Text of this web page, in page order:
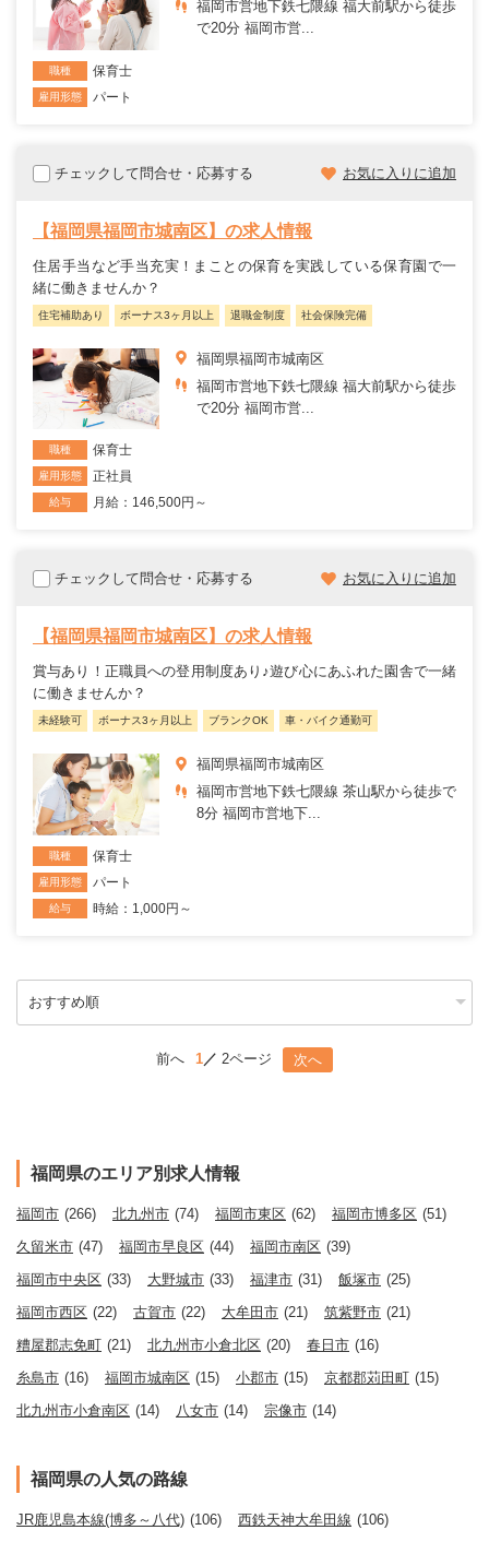
福岡市営地下鉄七隈線 福大前駅から徒歩
で20分 福岡市営...
職種 保育士
雇用形態 パート
チェックして問合せ・応募する お気に入りに追加
【福岡県福岡市城南区】の求人情報
住居手当など手当充実！まことの保育を実践している保育園で一
緒に働きませんか？
住宅補助あり ボーナス3ヶ月以上 退職金制度 社会保険完備
福岡県福岡市城南区
福岡市営地下鉄七隈線 福大前駅から徒歩
で20分 福岡市営...
職種 保育士
雇用形態 正社員
給与 月給：146,500円～
チェックして問合せ・応募する お気に入りに追加
【福岡県福岡市城南区】の求人情報
賞与あり！正職員への登用制度あり♪遊び心にあふれた園舎で一緒
に働きませんか？
未経験可 ボーナス3ヶ月以上 ブランクOK 車・バイク通勤可
福岡県福岡市城南区
福岡市営地下鉄七隈線 茶山駅から徒歩で
8分 福岡市営地下...
職種 保育士
雇用形態 パート
給与 時給：1,000円～
前へ 1 2ページ 次へ
福岡県のエリア別求人情報
福岡市 (266) 北九州市 (74) 福岡市東区 (62) 福岡市博多区 (51)
久留米市 (47) 福岡市早良区 (44) 福岡市南区 (39)
福岡市中央区 (33) 大野城市 (33) 福津市 (31) 飯塚市 (25)
福岡市西区 (22) 古賀市 (22) 大牟田市 (21) 筑紫野市 (21)
糟屋郡志免町 (21) 北九州市小倉北区 (20) 春日市 (16)
糸島市 (16) 福岡市城南区 (15) 小郡市 (15) 京都郡苅田町 (15)
北九州市小倉南区 (14) 八女市 (14) 宗像市 (14)
福岡県の人気の路線
JR鹿児島本線(博多～八代) (106) 西鉄天神大牟田線 (106)